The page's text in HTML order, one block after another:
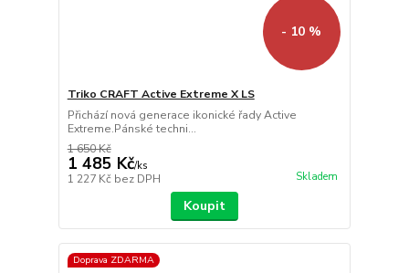
- 10 %
Triko CRAFT Active Extreme X LS
Přichází nová generace ikonické řady Active
Extreme.Pánské techni...
1 650 Kč
1 485 Kč/ks
1 227 Kč bez DPH Skladem
Koupit
Doprava ZDARMA